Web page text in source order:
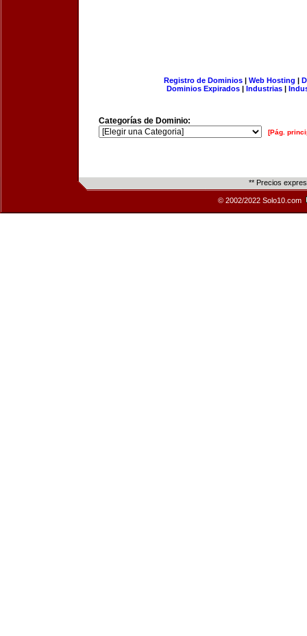
Registro de Dominios| Web Hosting |
Dominios Expirados | Industrias |
Categorías de Dominio:
[Pág.
** Precios
© 2002/2022 Solo10.com